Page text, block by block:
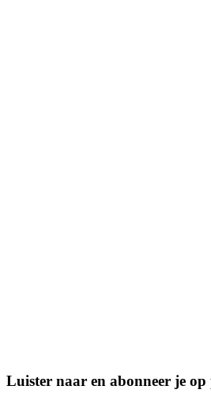
Luister naar en abonneer je op